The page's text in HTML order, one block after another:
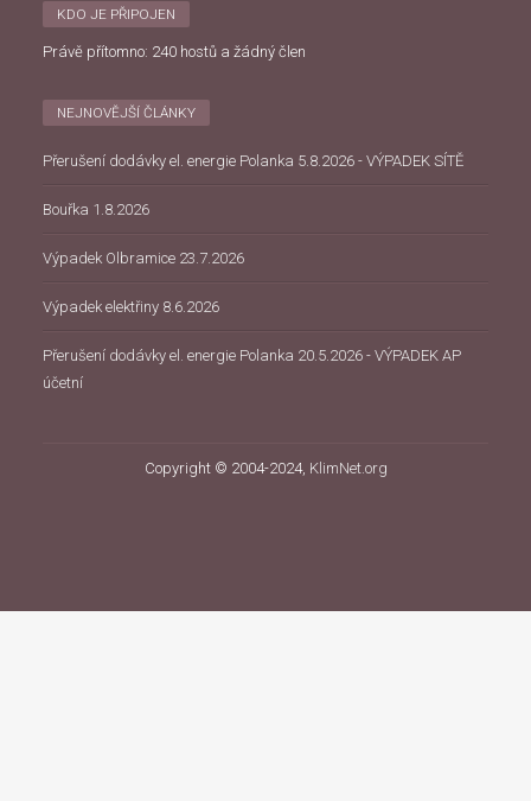
KDO JE PŘIPOJEN
Právě přítomno: 240 hostů a žádný člen
NEJNOVĚJŠÍ ČLÁNKY
Přerušení dodávky el. energie Polanka 5.8.2026 - VÝPADEK SÍTĚ
Bouřka 1.8.2026
Výpadek Olbramice 23.7.2026
Výpadek elektřiny 8.6.2026
Přerušení dodávky el. energie Polanka 20.5.2026 - VÝPADEK AP
účetní
Copyright © 2004-2024, KlimNet.org